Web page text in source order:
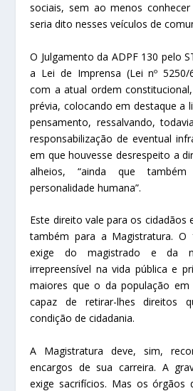
sociais, sem ao menos
seria dito nesses veículos de
O Julgamento da ADPF 130 pelo
a Lei de Imprensa (Lei nº 5250/
com a atual ordem
prévia, colocando em destaque a
pensamento, ressalvando,
responsabilização de eventual
em que houvesse desrespeito a
alheios, “ainda que também
personalidade humana”.
Este direito vale para os cidadãos
também para a Magistratura.
exige do magistrado e da
irrepreensível na vida pública e
maiores que o da população
capaz de retirar-lhes direitos
condição de cidadania.
A Magistratura deve, sim,
encargos de sua carreira. A
exige sacrifícios. Mas os órgãos